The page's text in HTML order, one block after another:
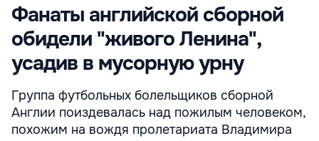
Фанаты английской сборной
обидели "живого Ленина",
усадив в мусорную урну
Группа футбольных болельщиков сборной
Англии поиздевалась над пожилым человеком,
похожим на вождя пролетариата Владимира